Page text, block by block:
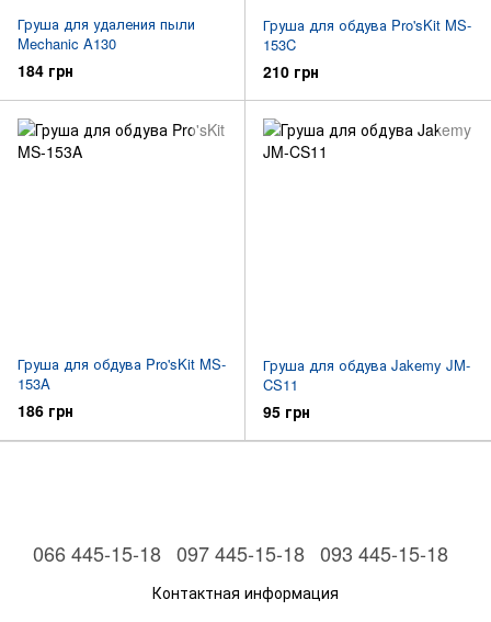
Груша для удаления пыли
Mechanic A130
184 грн
Груша для обдува Pro'sKit MS-
153C
210 грн
Груша для обдува Pro'sKit MS-
153A
186 грн
Груша для обдува Jakemy JM-
CS11
95 грн
066 445-15-18 097 445-15-18 093 445-15-18
Контактная информация